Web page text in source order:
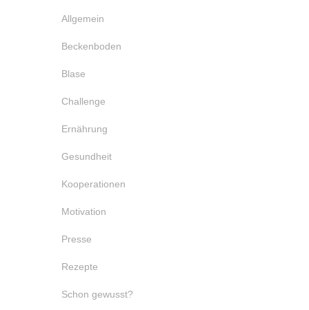
Allgemein
Beckenboden
Blase
Challenge
Ernährung
Gesundheit
Kooperationen
Motivation
Presse
Rezepte
Schon gewusst?